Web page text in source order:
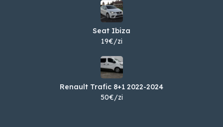
Seat Ibiza
19€/zi
Renault Trafic 8+1 2022-2024
50€/zi